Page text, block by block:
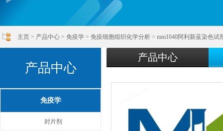
主页 > 产品中心 > 免疫学 > 免疫细胞组织化学分析 > mm1040阿利新蓝染色试
产品中心
免疫学
封片剂
产品中心